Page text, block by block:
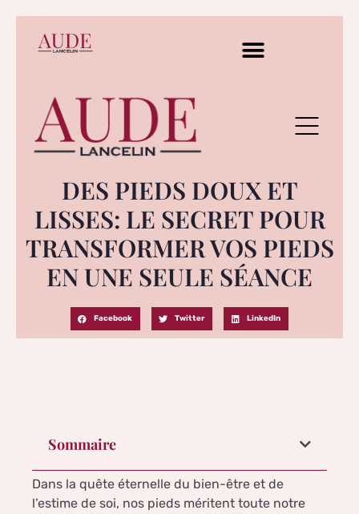
DES PIEDS DOUX ET
LISSES: LE SECRET POUR
TRANSFORMER VOS PIEDS
EN UNE SEULE SÉANCE
Facebook Twitter LinkedIn
Sommaire
Dans la quête éternelle du bien-être et de
l’estime de soi, nos pieds méritent toute notre